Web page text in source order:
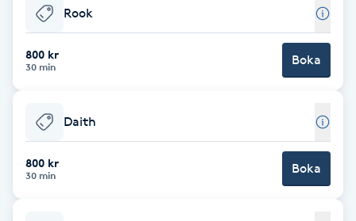
Celluliter
Color correction
Cryoterapi
Rook
800 kr
30 min Boka
Daith
800 kr
30 min Boka